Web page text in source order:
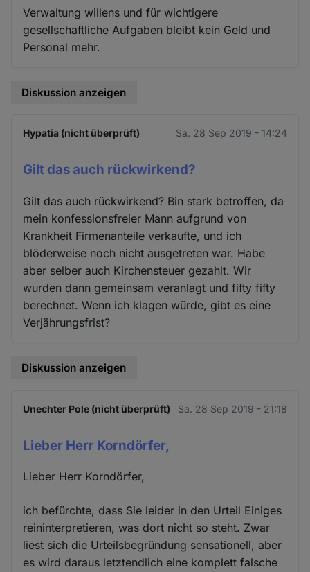
Verwaltung willens und für wichtigere
gesellschaftliche Aufgaben bleibt kein Geld und
Personal mehr.
Diskussion anzeigen
Hypatia (nicht überprüft) Sa. 28 Sep 2019 - 14:24
Gilt das auch rückwirkend?
Gilt das auch rückwirkend? Bin stark betroffen, da
mein konfessionsfreier Mann aufgrund von
Krankheit Firmenanteile verkaufte, und ich
blöderweise noch nicht ausgetreten war. Habe
aber selber auch Kirchensteuer gezahlt. Wir
wurden dann gemeinsam veranlagt und fifty fifty
berechnet. Wenn ich klagen würde, gibt es eine
Verjährungsfrist?
Diskussion anzeigen
Unechter Pole (nicht überprüft) Sa. 28 Sep 2019 - 21:18
Lieber Herr Korndörfer,
Lieber Herr Korndörfer,
ich befürchte, dass Sie leider in den Urteil Einiges
reininterpretieren, was dort nicht so steht. Zwar
liest sich die Urteilsbegründung sensationell, aber
es wird daraus letztendlich eine komplett falsche